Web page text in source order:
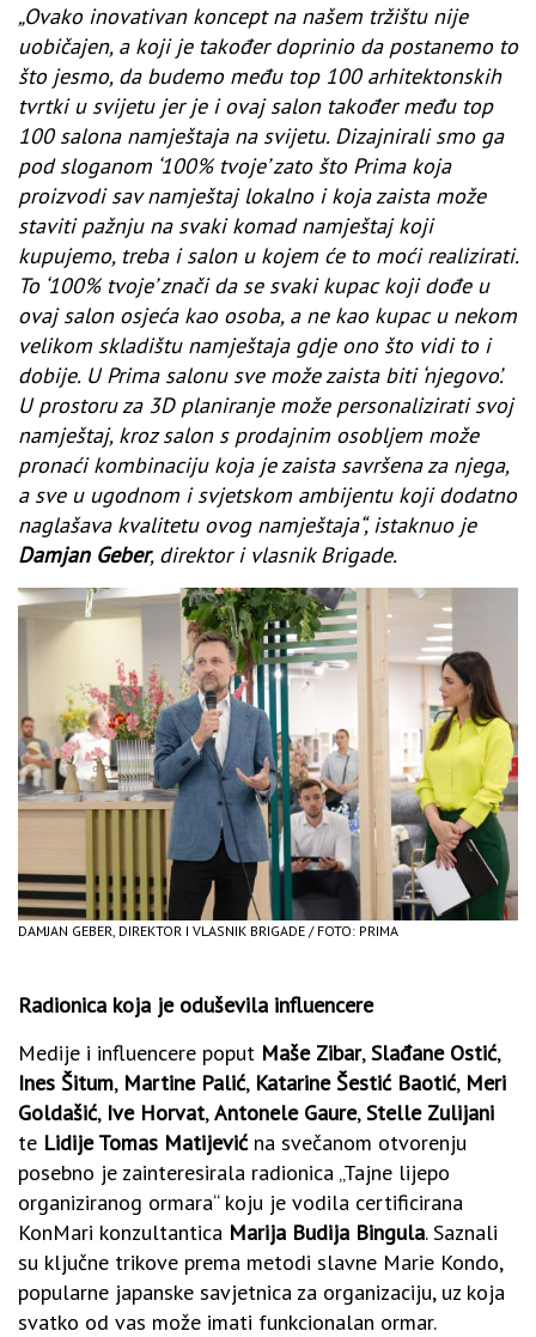
„Ovako inovativan koncept na našem tržištu nije
uobičajen, a koji je također doprinio da postanemo to
što jesmo, da budemo među top 100 arhitektonskih
tvrtki u svijetu jer je i ovaj salon također među top
100 salona namještaja na svijetu. Dizajnirali smo ga
pod sloganom ‘100% tvoje’ zato što Prima koja
proizvodi sav namještaj lokalno i koja zaista može
staviti pažnju na svaki komad namještaj koji
kupujemo, treba i salon u kojem će to moći realizirati.
To ‘100% tvoje’ znači da se svaki kupac koji dođe u
ovaj salon osjeća kao osoba, a ne kao kupac u nekom
velikom skladištu namještaja gdje ono što vidi to i
dobije. U Prima salonu sve može zaista biti ‘njegovo’.
U prostoru za 3D planiranje može personalizirati svoj
namještaj, kroz salon s prodajnim osobljem može
pronaći kombinaciju koja je zaista savršena za njega,
a sve u ugodnom i svjetskom ambijentu koji dodatno
naglašava kvalitetu ovog namještaja“, istaknuo je
Damjan Geber, direktor i vlasnik Brigade.
DAMJAN GEBER, DIREKTOR I VLASNIK BRIGADE / FOTO: PRIMA
Radionica koja je oduševila influencere
Medije i influencere poput Maše Zibar,Slađane Ostić,
Ines Šitum, Martine Palić, Katarine Šestić Baotić, Meri
Goldašić, Ive Horvat,Antonele Gaure,Stelle Zulijani
te Lidije Tomas Matijevićna svečanom otvorenju
posebno je zainteresirala radionica „Tajne lijepo
organiziranog ormara“ koju je vodila certificirana
KonMari konzultantica Marija Budija Bingula. Saznali
su ključne trikove prema metodi slavne Marie Kondo,
popularne japanske savjetnica za organizaciju, uz koja
svatko od vas može imati funkcionalan ormar.